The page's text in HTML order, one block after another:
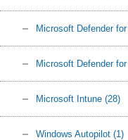
Microsoft Defender
Microsoft Defender
Microsoft Intune (28)
Windows Autopilot (1)